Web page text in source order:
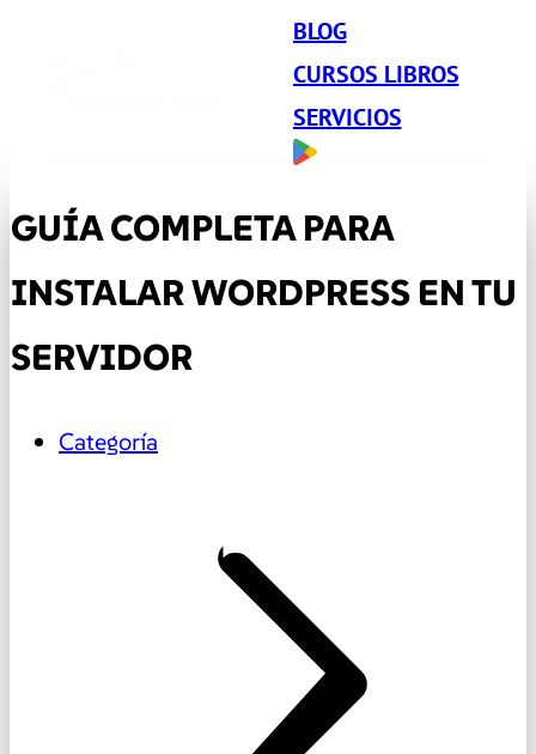
BLOG
CURSOS LIBROS
SERVICIOS
GUÍA COMPLETA PARA
INSTALAR WORDPRESS EN TU
SERVIDOR
Categoría